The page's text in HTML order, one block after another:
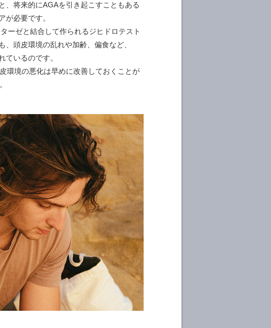
、将来的にAGAを引き起こすこともある
が必要です。
ーゼと結合して作られるジヒドロテスト
頭皮環境の乱れや加齢、偏食など、
ているのです。
環境の悪化は早めに改善しておくことが